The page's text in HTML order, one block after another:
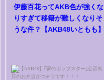
伊藤百花ってAKB色が強くな
りすぎて移籍が難しくなりそ
うな件？【AKB48いともも】